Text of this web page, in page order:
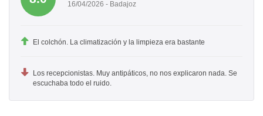
16/04/2026 - Badajoz
El colchón. La climatización y la limpieza era bastante
Los recepcionistas. Muy antipáticos, no nos explicaron nada. Se
escuchaba todo el ruido.